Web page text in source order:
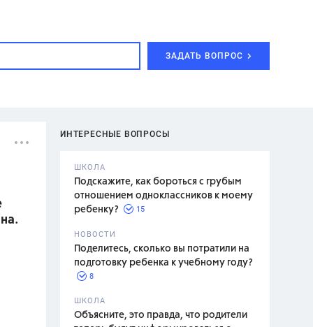
ЗАДАТЬ ВОПРОС
ИНТЕРЕСНЫЕ ВОПРОСЫ
ШКОЛА
Подскажите, как бороться с грубым
отношением одноклассников к моему
ребенку?
15
НОВОСТИ
Поделитесь, сколько вы потратили на
подготовку ребенка к учебному году?
8
ШКОЛА
Объясните, это правда, что родители